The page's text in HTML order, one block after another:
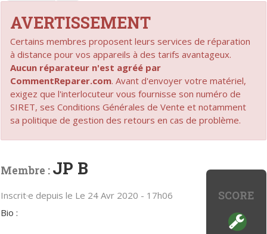
AVERTISSEMENT
Certains membres proposent leurs services de réparation
à distance pour vos appareils à des tarifs avantageux.
Aucun réparateur n'est agréé par
CommentReparer.com. Avant d'envoyer votre matériel,
exigez que l'interlocuteur vous fournisse son numéro de
SIRET, ses Conditions Générales de Vente et notamment
sa politique de gestion des retours en cas de problème.
SCORE
Membre : JP B
Inscrit·e depuis le Le 24 Avr 2020 - 17h06
Bio :